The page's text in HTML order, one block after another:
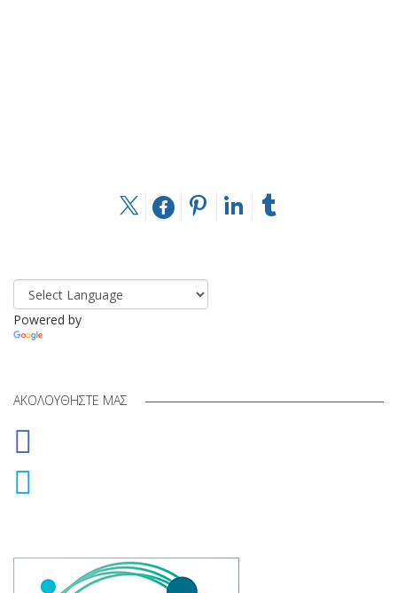
Powered by
ΑΚΟΛΟΥΘΉΣΤΕ ΜΑΣ